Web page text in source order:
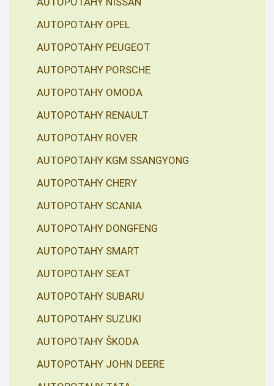
AUTOPOTAHY OPEL
AUTOPOTAHY PEUGEOT
AUTOPOTAHY PORSCHE
AUTOPOTAHY OMODA
AUTOPOTAHY RENAULT
AUTOPOTAHY ROVER
AUTOPOTAHY KGM SSANGYONG
AUTOPOTAHY CHERY
AUTOPOTAHY SCANIA
AUTOPOTAHY DONGFENG
AUTOPOTAHY SMART
AUTOPOTAHY SEAT
AUTOPOTAHY SUBARU
AUTOPOTAHY SUZUKI
AUTOPOTAHY ŠKODA
AUTOPOTAHY JOHN DEERE